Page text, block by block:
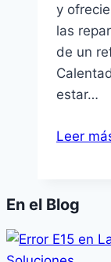
y
las
de un
estar…
Leer
En el Blog